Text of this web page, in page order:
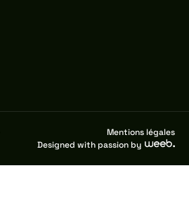
Mentions légales
Designed with passion by